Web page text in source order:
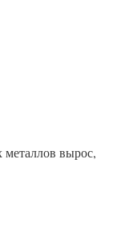
металлов вырос,